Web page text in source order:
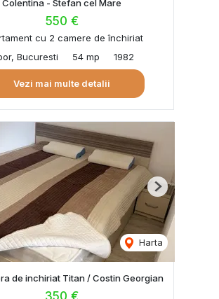
Colentina - Stefan cel Mare
550 €
cu 2 camere de închiriat
Bucuresti
54 mp 1982
Vezi mai multe detalii
Harta
Next
de inchiriat Titan / Costin Georgian
350 €